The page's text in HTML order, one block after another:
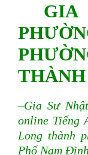
GIA
–Gia Sư
online
Long thành
Phố Nam Định